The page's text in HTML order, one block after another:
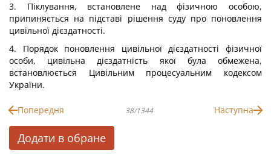
3. Піклування, встановлене над фізичною особою,
припиняється на підставі рішення суду про поновлення
цивільної дієздатності.
4. Порядок поновлення цивільної дієздатності фізичної
особи, цивільна дієздатність якої була обмежена,
встановлюється Цивільним процесуальним кодексом
України.
Попередня 38/1344 Наступна
Додати в обране